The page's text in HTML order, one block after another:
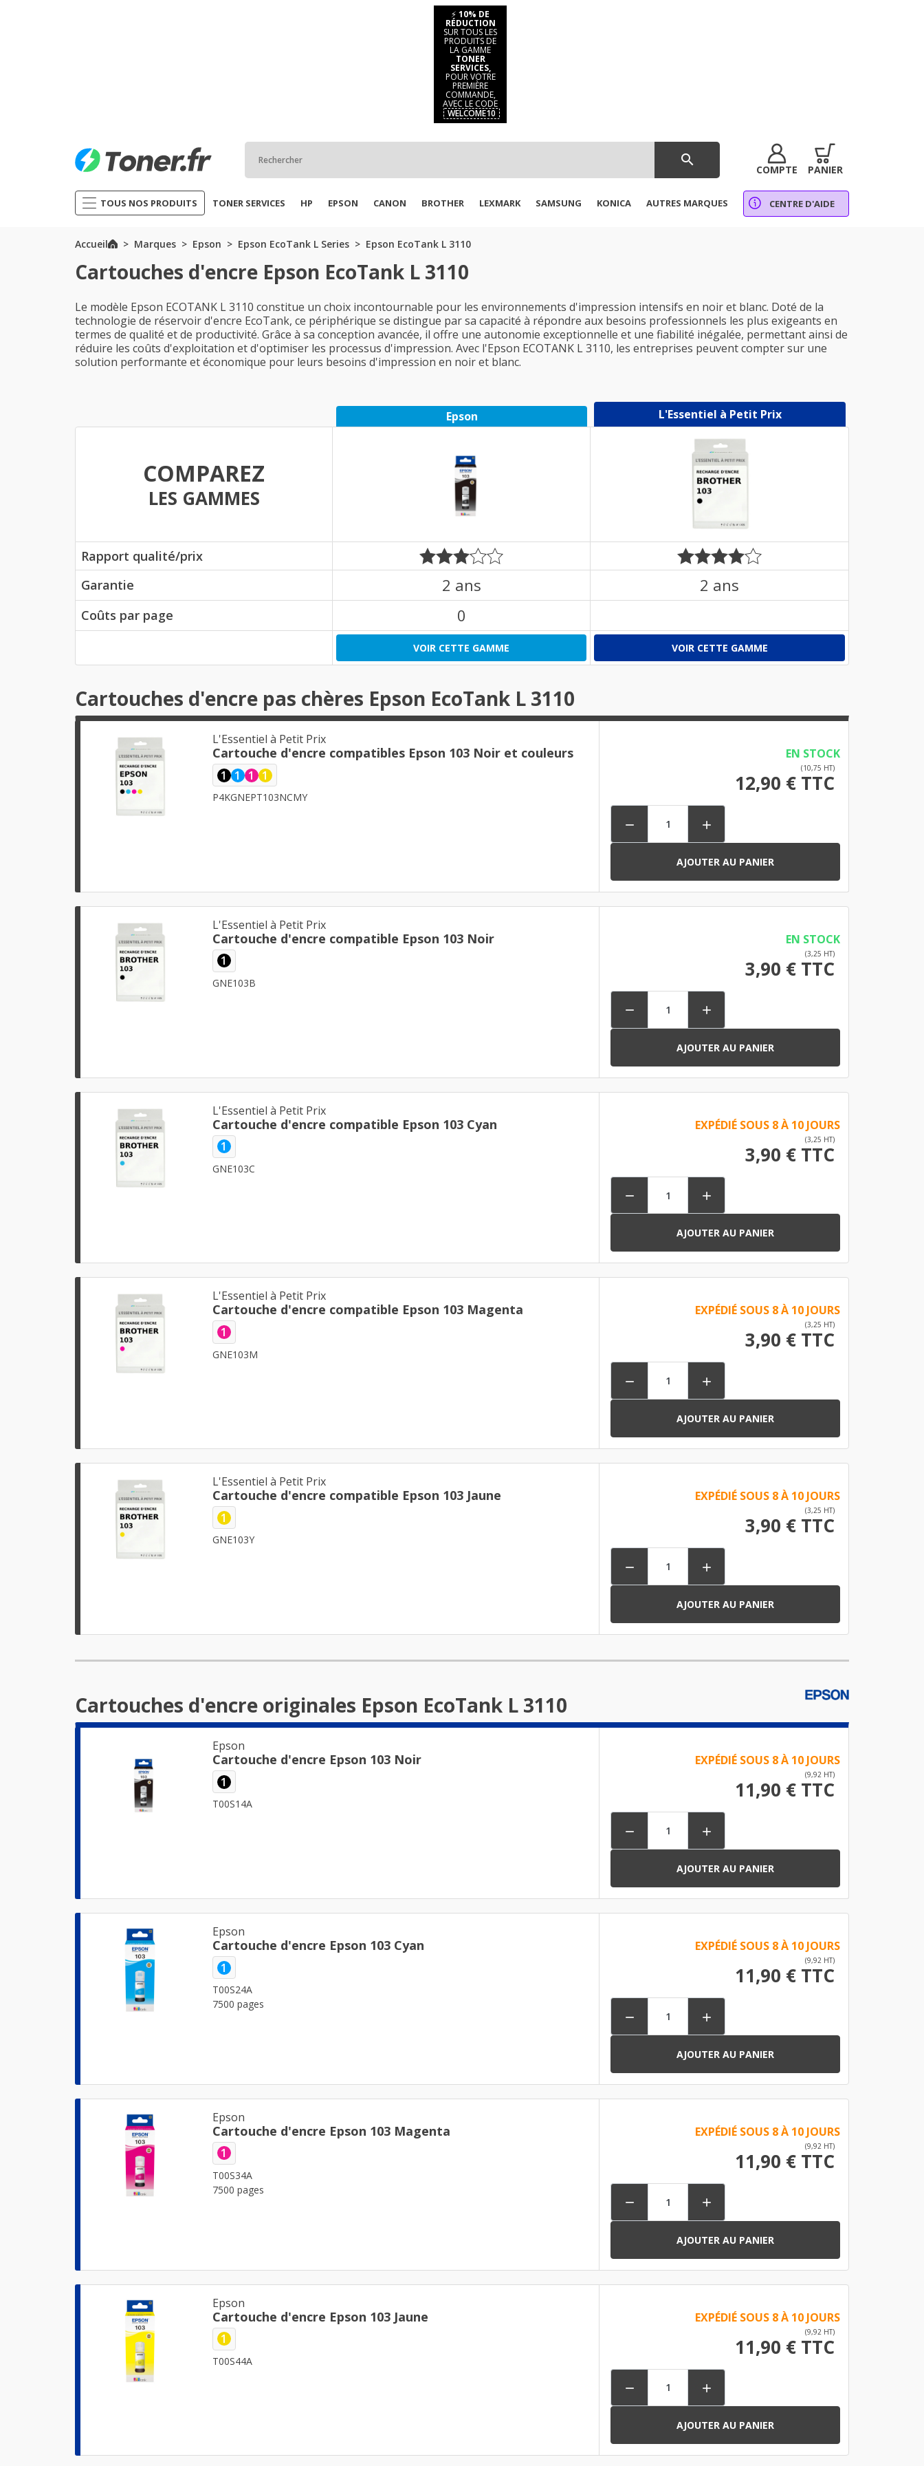
⚡ 10% DE
RÉDUCTION
SUR TOUS LES
PRODUITS DE
LA GAMME
TONER
SERVICES,
POUR VOTRE
PREMIÈRE
COMMANDE,
AVEC LE CODE
WELCOME10
search
COMPTE PANIER
TOUS NOS PRODUITS TONER SERVICES HP EPSON CANON BROTHER LEXMARK SAMSUNG KONICA AUTRES MARQUES CENTRE D'AIDE
Accueil Marques Epson Epson EcoTank L Series Epson EcoTank L 3110
Cartouches d'encre Epson EcoTank L 3110
Le modèle Epson ECOTANK L 3110 constitue un choix incontournable pour les environnements d'impression intensifs en noir et blanc. Doté de la
technologie de réservoir d'encre EcoTank, ce périphérique se distingue par sa capacité à répondre aux besoins professionnels les plus exigeants en
termes de qualité et de productivité. Grâce à sa conception avancée, il offre une autonomie exceptionnelle et une fiabilité inégalée, permettant ainsi de
réduire les coûts d'exploitation et d'optimiser les processus d'impression. Avec l'Epson ECOTANK L 3110, les entreprises peuvent compter sur une
solution performante et économique pour leurs besoins d'impression en noir et blanc.
Epson L'Essentiel à Petit Prix
COMPAREZ
LES GAMMES
Rapport qualité/prix
Garantie
2 ans 2 ans
Coûts par page 0
VOIR CETTE GAMME VOIR CETTE GAMME
Cartouches d'encre pas chères Epson EcoTank L 3110
L'Essentiel à Petit Prix
Cartouche d'encre compatibles Epson 103 Noir et couleurs
1 1 1 1
P4KGNEPT103NCMY
EN STOCK
(10,75 HT)
12,90 € TTC
 
AJOUTER AU PANIER
L'Essentiel à Petit Prix
Cartouche d'encre compatible Epson 103 Noir
1
GNE103B
EN STOCK
(3,25 HT)
3,90 € TTC
 
AJOUTER AU PANIER
L'Essentiel à Petit Prix
Cartouche d'encre compatible Epson 103 Cyan
1
GNE103C
EXPÉDIÉ SOUS 8 À 10 JOURS
(3,25 HT)
3,90 € TTC
 
AJOUTER AU PANIER
L'Essentiel à Petit Prix
Cartouche d'encre compatible Epson 103 Magenta
1
GNE103M
EXPÉDIÉ SOUS 8 À 10 JOURS
(3,25 HT)
3,90 € TTC
 
AJOUTER AU PANIER
L'Essentiel à Petit Prix
Cartouche d'encre compatible Epson 103 Jaune
1
GNE103Y
EXPÉDIÉ SOUS 8 À 10 JOURS
(3,25 HT)
3,90 € TTC
 
AJOUTER AU PANIER
Cartouches d'encre originales Epson EcoTank L 3110
Epson
Cartouche d'encre Epson 103 Noir
1
T00S14A
EXPÉDIÉ SOUS 8 À 10 JOURS
(9,92 HT)
11,90 € TTC
 
AJOUTER AU PANIER
Epson
Cartouche d'encre Epson 103 Cyan
1
T00S24A
7500 pages
EXPÉDIÉ SOUS 8 À 10 JOURS
(9,92 HT)
11,90 € TTC
 
AJOUTER AU PANIER
Epson
Cartouche d'encre Epson 103 Magenta
1
T00S34A
7500 pages
EXPÉDIÉ SOUS 8 À 10 JOURS
(9,92 HT)
11,90 € TTC
 
AJOUTER AU PANIER
Epson
Cartouche d'encre Epson 103 Jaune
1
T00S44A
EXPÉDIÉ SOUS 8 À 10 JOURS
(9,92 HT)
11,90 € TTC
 
AJOUTER AU PANIER